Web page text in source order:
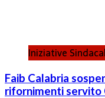
Iniziative
Faib Calabria
rifornimenti servito